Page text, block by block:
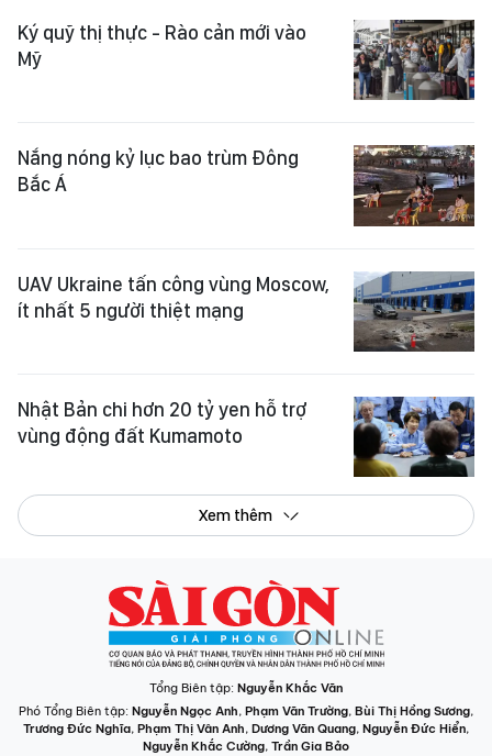
Ký quỹ thị thực - Rào cản mới vào
Mỹ
Nắng nóng kỷ lục bao trùm Đông
Bắc Á
UAV Ukraine tấn công vùng Moscow,
ít nhất 5 người thiệt mạng
Nhật Bản chi hơn 20 tỷ yen hỗ trợ
vùng động đất Kumamoto
Xem thêm
Tổng Biên tập: Nguyễn Khắc Văn
Phó Tổng Biên tập: Nguyễn Ngọc Anh, Phạm Văn Trường, Bùi Thị Hồng Sương,
Trương Đức Nghĩa, Phạm Thị Vân Anh, Dương Văn Quang, Nguyễn Đức Hiển,
Nguyễn Khắc Cường, Trần Gia Bảo